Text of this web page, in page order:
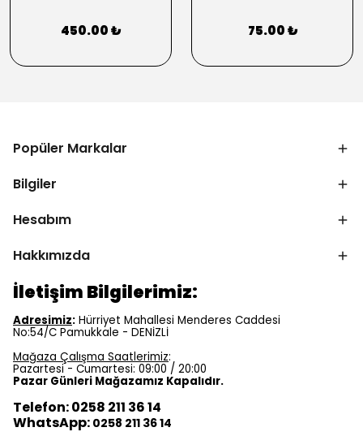
450.00 ₺ 75.00 ₺
Popüler Markalar
Bilgiler
Hesabım
Hakkımızda
İletişim Bilgilerimiz:
Adresimiz: Hürriyet Mahallesi Menderes Caddesi
No:54/C Pamukkale - DENİZLİ
Mağaza Çalışma Saatlerimiz:
Pazartesi - Cumartesi: 09:00 / 20:00
Pazar Günleri Mağazamız Kapalıdır.
Telefon: 0258 211 36 14
WhatsApp: 0258 211 36 14